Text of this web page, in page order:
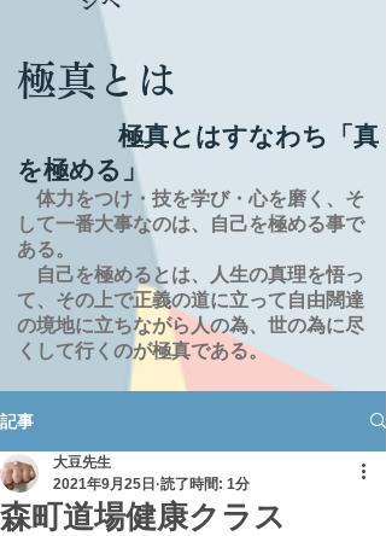
極真とは
極真とはすなわち「真
を極める」
体力をつけ・技を学び・心を磨く、そ
して一番大事なのは、自己を極める事で
ある。
自己を極めるとは、
人生の真理を悟っ
て、その上で正義の道に立って自由闊達
の境地に立ちながら人の為、世の為に尽
くして行くのが極真である。
記事
森町道場健康クラス
大豆先生
2021年9月25日 読了時間: 1分